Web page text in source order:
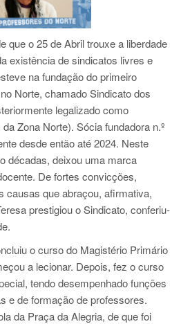
que o 25 de Abril trouxe a liberdade
existência de sindicatos livres e
na fundação do primeiro
Norte, chamado Sindicato dos
legalizado como
Zona Norte). Sócia fundadora n.º
desde então até 2024. Neste
décadas, deixou uma marca
De fortes convicções,
causas que abraçou, afirmativa,
prestigiou o Sindicato, conferiu-
o curso do Magistério Primário
a lecionar. Depois, fez o curso
tendo desempenhado funções
e de formação de professores.
da Praça da Alegria, de que foi